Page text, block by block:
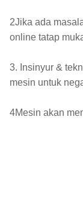
2Jika ada
online tatap
3. Insinyur &
mesin untuk
4Mesin akan